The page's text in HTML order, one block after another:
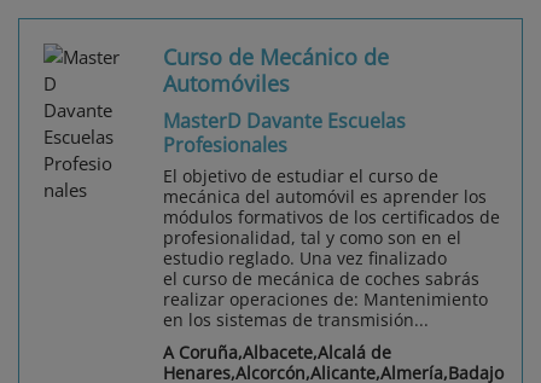
Curso de Mecánico de
Automóviles
MasterD Davante Escuelas
Profesionales
El objetivo de estudiar el curso de
mecánica del automóvil es aprender los
módulos formativos de los certificados de
profesionalidad, tal y como son en el
estudio reglado. Una vez finalizado
el curso de mecánica de coches sabrás
realizar operaciones de: Mantenimiento
en los sistemas de transmisión...
A Coruña,Albacete,Alcalá de
Henares,Alcorcón,Alicante,Almería,Badajo